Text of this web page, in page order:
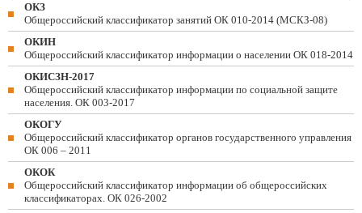
ОКЗ
Общероссийский классификатор занятий ОК 010-2014 (МСКЗ-08)
ОКИН
Общероссийский классификатор информации о населении ОК 018-2014
ОКИСЗН-2017
Общероссийский классификатор информации по социальной защите
населения. ОК 003-2017
ОКОГУ
Общероссийский классификатор органов государственного управления
ОК 006 – 2011
ОКОК
Общероссийский классификатор информации об общероссийских
классификаторах. ОК 026-2002